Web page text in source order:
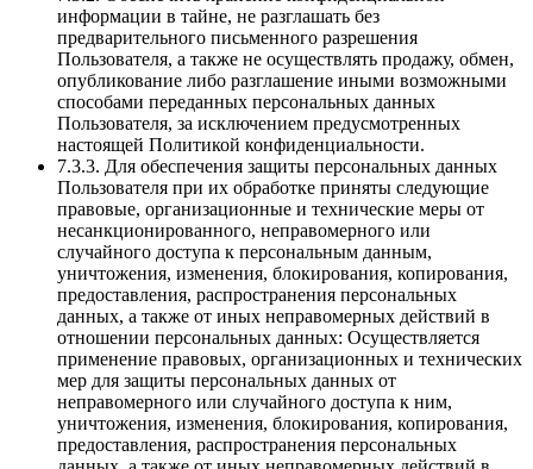
информации в тайне, не разглашать без
предварительного письменного разрешения
Пользователя, а также не осуществлять продажу, обмен,
опубликование либо разглашение иными возможными
способами переданных персональных данных
Пользователя, за исключением предусмотренных
настоящей Политикой конфиденциальности.
7.3.3. Для обеспечения защиты персональных данных
Пользователя при их обработке приняты следующие
правовые, организационные и технические меры от
несанкционированного, неправомерного или
случайного доступа к персональным данным,
уничтожения, изменения, блокирования, копирования,
предоставления, распространения персональных
данных, а также от иных неправомерных действий в
отношении персональных данных: Осуществляется
применение правовых, организационных и технических
мер для защиты персональных данных от
неправомерного или случайного доступа к ним,
уничтожения, изменения, блокирования, копирования,
предоставления, распространения персональных